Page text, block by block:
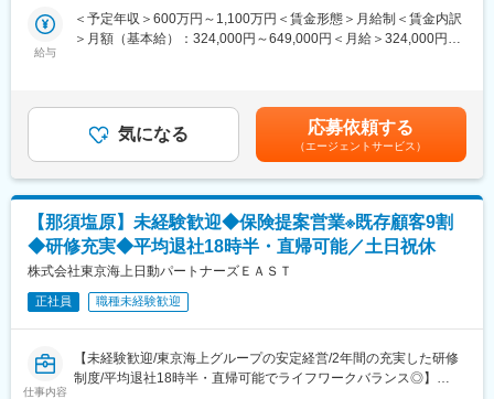
2026年4月には新たな子会社「（株）ウィングITソリューション
ズ」を設立し、IT活用やDX推進によるお客さまの課題解決を通じ
で、育児・介護等、ライフスタイルに合った働き方を選択するこ
とが可能です。
・選べる転勤制度
・フレックスタイム制：スマートワーク運動（早帰りデー）
・連続休暇制度等、制度休暇あり（有給休暇利用促進）
・育児休業取得実績 男女100％
・出生サポート制度（育児短時間勤務、チャイルドケア勤務等）
・月の平均残業時間は全体で20H程度
・女性のキャリア改革（育児時短勤務期間引き延ばしなど）
・平均有給取得日数13.1日
変更の範囲：会社の定める業務
客さまを支援し、地域経済を活性化することに注力しており、こ
れまで培ってきたご経験やスキル、ノウハウを十分に発揮してい
■配属部署
・採用後は法人コンサルティング部クライアントサポート室に配
・将来的には、希望や適正に合わせて様々な業務にチャレンジで
きます。
■当行の魅力
・2023年4月にこれまで本部内に分散されていた法人向けコンサ
ルティング機能を「法人コンサルティング部」に集約しました。
相談の窓口となる営業店と支援メニューのコーディネートを担う
本部が連携することで、お客さまのニーズの把握から課題整理、
専門的知見による最適な支援メニューの選定、具体的な解決手段
のご提案まで、ワンチームで取り組んでいます。
給与
＜予定年収＞600万円～1,100万円＜賃金形態＞月給制＜賃金内訳
＞月額（基本給）：324,000円～649,000円＜月給＞324,000円～
賃金はあくまでも目安の金額であり、選考を通じて上下する可能
性があります。月給(月額)は固定手当を含めた表記です。
気になる 応募依頼する
（エージェントサービス）
【那須塩原】未経験歓迎◆保険提案営業※既存顧客9割
◆研修充実◆平均退社18時半・直帰可能／土日祝休
株式会社東京海上日動パートナーズＥＡＳＴ
正社員 職種未経験歓迎
仕事内容
【未経験歓迎/東京海上グループの安定経営/2年間の充実した研修
制度/平均退社18時半・直帰可能でライフワークバランス◎】